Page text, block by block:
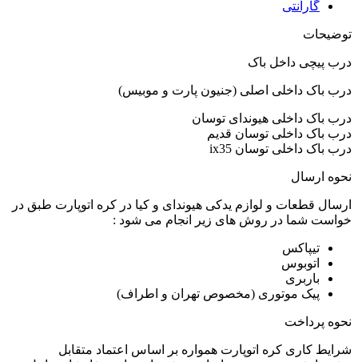
گارانتی
توضیحات
درب پیچی داخل باک
درب باک داخلی اصلی (جنیون پارت و موبیس)
درب باک داخلی هیوندای توسان
درب باک داخلی توسان قدیم
درب باک داخلی توسان ix35
نحوه ارسال
ارسال قطعات و لوازم یدکی هیوندای و کیا در کره اتوپارت طبق در
خواست شما در روش های زیر انجام می شود :
تیپاکس
اتوبوس
باربری
پیک موتوری (مخصوص تهران و اطراف)
نحوه پرداخت
شرایط کاری کره اتوپارت همواره بر اساس اعتماد متقابل